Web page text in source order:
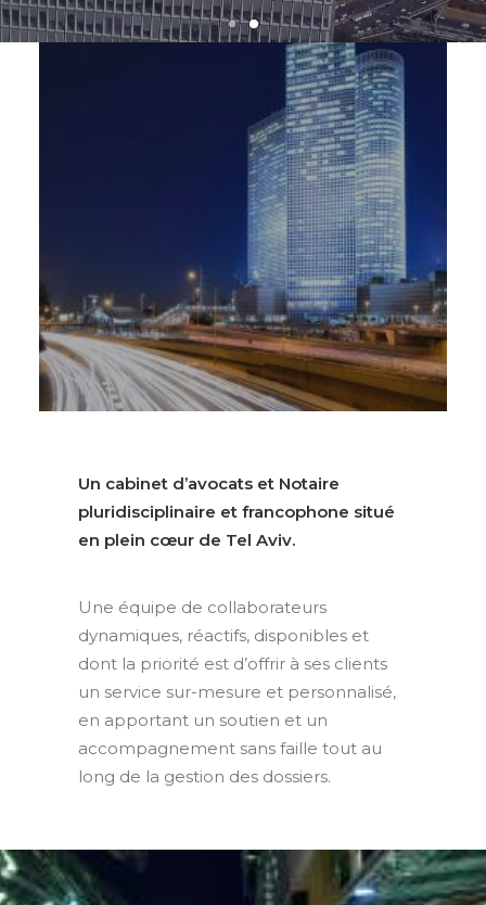
Un cabinet d’avocats et Notaire
pluridisciplinaire et francophone situé
en plein cœur de Tel Aviv.
Une équipe de collaborateurs
dynamiques, réactifs, disponibles et
dont la priorité est d’offrir à ses clients
un service sur-mesure et personnalisé,
en apportant un soutien et un
accompagnement sans faille tout au
long de la gestion des dossiers.